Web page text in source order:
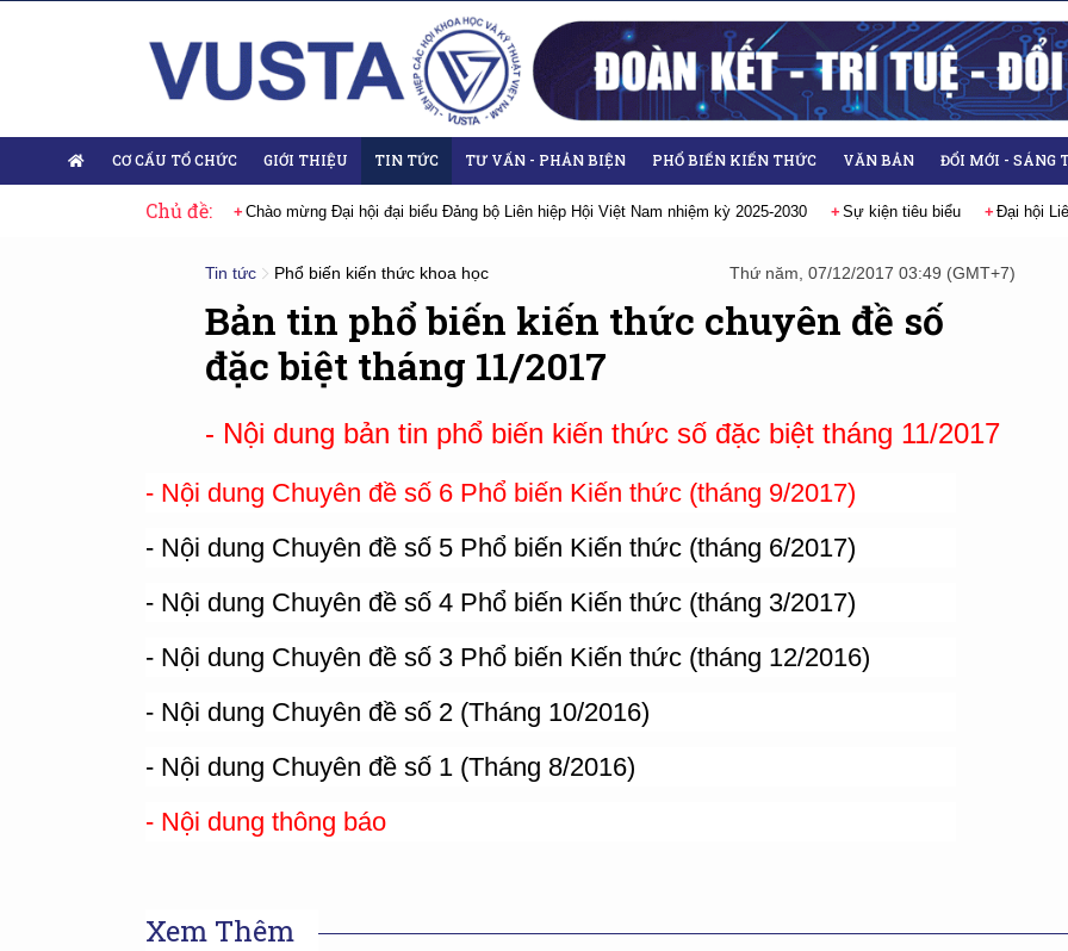
CƠ CẤU TỔ CHỨC GIỚI THIỆU TIN TỨC TƯ VẤN - PHẢN BIỆN PHỔ BIẾN KIẾN THỨC VĂN BẢN ĐỔI MỚI - SÁNG
Chủ đề:
hội lần thứ XIV của Đảng Chào mừng Đại hội đại biểu Đảng bộ Liên hiệp Hội Việt Nam nhiệm kỳ 2025-2030 Sự kiện tiêu biểu Đại hội
Tin tức Phổ biến kiến thức khoa học Thứ năm, 07/12/2017 03:49 (GMT+7)
Bản tin phổ biến kiến thức chuyên đề số
đặc biệt tháng 11/2017
- Nội dung bản tin phổ biến kiến thức số đặc biệt tháng 11/2017
- Nội dung Chuyên đề số 6 Phổ biến Kiến thức (tháng 9/2017)
- Nội dung Chuyên đề số 5 Phổ biến Kiến thức (tháng 6/2017)
- Nội dung Chuyên đề số 4 Phổ biến Kiến thức (tháng 3/2017)
- Nội dung Chuyên đề số 3 Phổ biến Kiến thức (tháng 12/2016)
- Nội dung Chuyên đề số 2 (Tháng 10/2016)
- Nội dung Chuyên đề số 1 (Tháng 8/2016)
- Nội dung thông báo
Xem Thêm